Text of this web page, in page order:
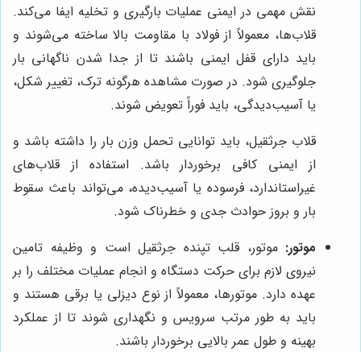
نقش مهمی در ایمنی عملیات بارگیری و تخلیه ایفا می‌کند.
قلاب‌ها، معمولاً از فولاد با مقاومت بالا ساخته می‌شوند و
باید دارای قفل ایمنی باشند تا از جدا شدن ناگهانی بار
جلوگیری شود. در صورت مشاهده هرگونه ترک، تغییر شکل،
یا آسیب‌دیدگی، باید فوراً تعویض شوند.
قلاب جرثقیل، باید توانایی تحمل وزن بار را داشته باشد و
از ایمنی کافی برخوردار باشد. استفاده از قلاب‌های
غیراستاندارد، فرسوده یا آسیب‌دیده، می‌تواند باعث سقوط
بار و بروز حوادث جدی و خطرناک شود.
موتور: موتور، قلب تپنده جرثقیل است و وظیفه تامین
نیروی لازم برای حرکت دستگاه و انجام عملیات مختلف را بر
عهده دارد. موتورها، معمولاً از نوع دیزلی یا برقی هستند و
باید به طور مرتب سرویس و نگهداری شوند تا از عملکرد
بهینه و طول عمر بالایی برخوردار باشند.